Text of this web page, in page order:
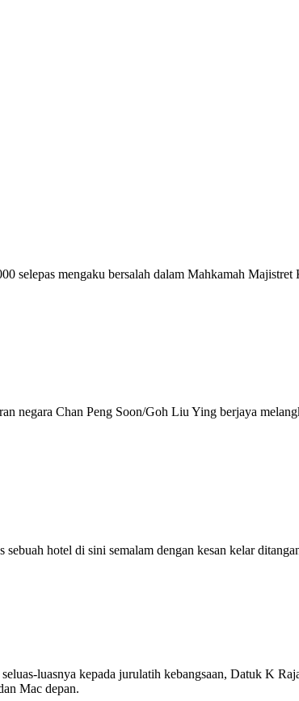
selepas mengaku bersalah dalam Mahkamah
negara Chan Peng Soon/Goh Liu Ying berjaya
hotel di sini semalam dengan kesan kelar
luasnya kepada jurulatih kebangsaan, Datuk K
Mac depan.